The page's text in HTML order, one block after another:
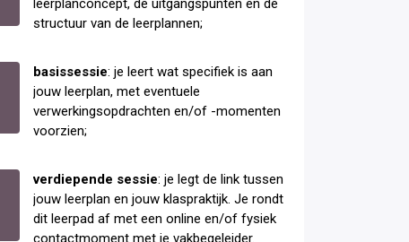
structuur van de leerplannen;
basissessie: je leert wat specifiek is aan
jouw leerplan, met eventuele
verwerkingsopdrachten en/of -momenten
voorzien;
verdiepende sessie: je legt de link tussen
jouw leerplan en jouw klaspraktijk. Je rondt
dit leerpad af met een online en/of fysiek
contactmoment met je vakbegeleider.